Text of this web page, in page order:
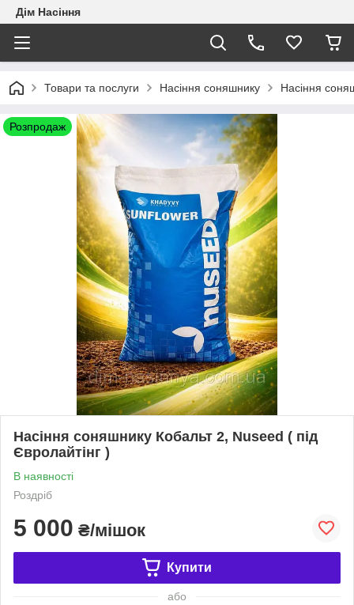
Дім Насіння
Товари та послуги Насіння соняшнику Насіння
Розпродаж
Насіння соняшнику Кобальт 2, Nuseed ( під
Євролайтінг )
В наявності
Роздріб
5 000 ₴/мішок
Купити
або